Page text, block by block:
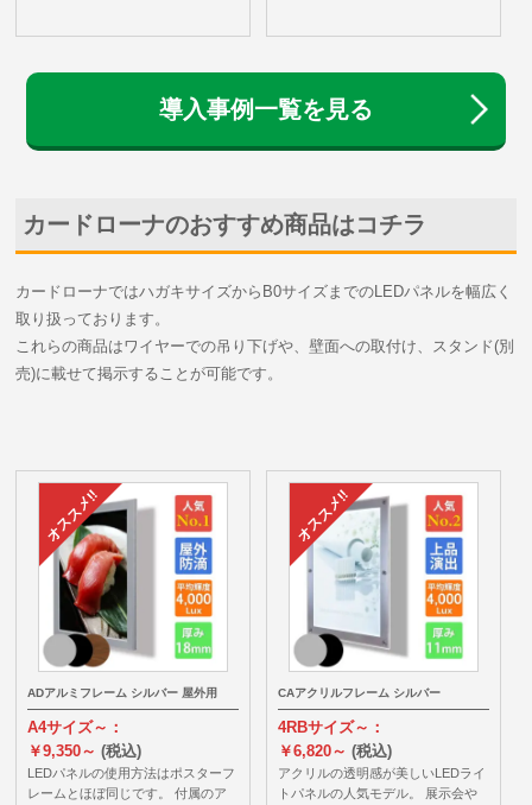
導入事例一覧を見る
カードローナのおすすめ商品はコチラ
カードローナではハガキサイズからB0サイズまでのLEDパネルを幅広く
取り扱っております。
これらの商品はワイヤーでの吊り下げや、壁面への取付け、スタンド(別
売)に載せて掲示することが可能です。
ADアルミフレーム シルバー 屋外用
A4サイズ～：
￥9,350～(税込)
LEDパネルの使用方法はポスターフ
レームとほぼ同じです。 付属のア
CAアクリルフレーム シルバー
4RBサイズ～：
￥6,820～ (税込)
アクリルの透明感が美しいLEDライ
トパネルの人気モデル。 展示会や